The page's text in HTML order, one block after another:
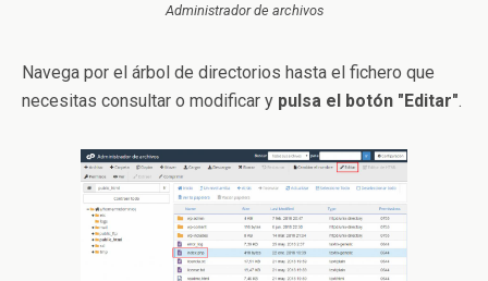
Administrador de archivos
Navega por el árbol de directorios hasta el fichero que
necesitas consultar o modificar y pulsa el botón "Editar".